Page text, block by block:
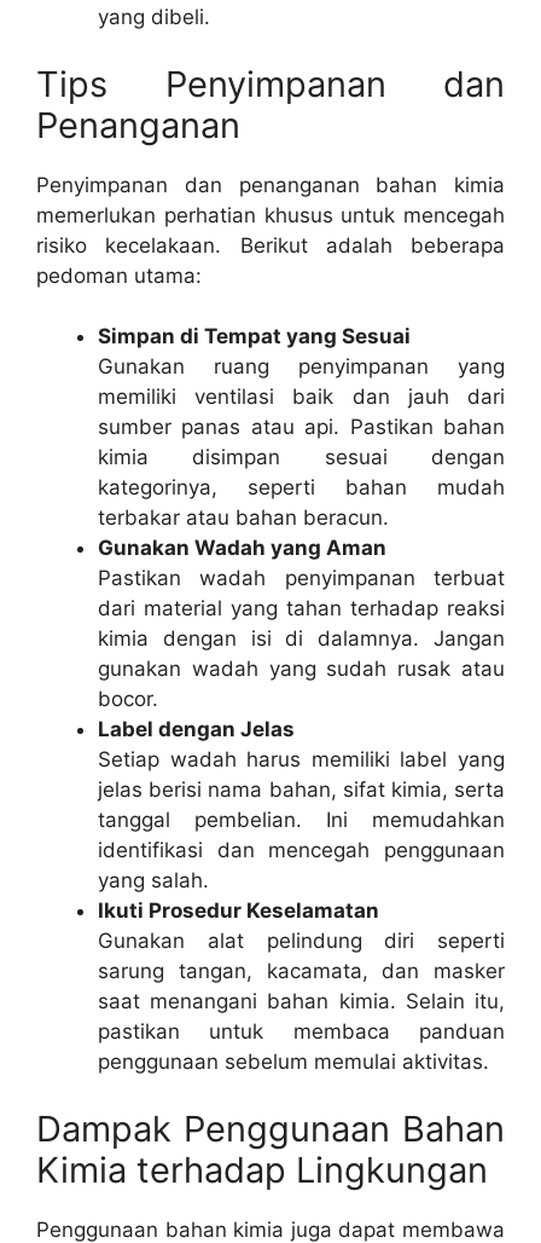
yang dibeli.
Tips Penyimpanan dan
Penanganan
Penyimpanan dan penanganan bahan kimia
memerlukan perhatian khusus untuk mencegah
risiko kecelakaan. Berikut adalah beberapa
pedoman utama:
Simpan di Tempat yang Sesuai
Gunakan ruang penyimpanan yang
memiliki ventilasi baik dan jauh dari
sumber panas atau api. Pastikan bahan
kimia disimpan sesuai dengan
kategorinya, seperti bahan mudah
terbakar atau bahan beracun.
Gunakan Wadah yang Aman
Pastikan wadah penyimpanan terbuat
dari material yang tahan terhadap reaksi
kimia dengan isi di dalamnya. Jangan
gunakan wadah yang sudah rusak atau
bocor.
Label dengan Jelas
Setiap wadah harus memiliki label yang
jelas berisi nama bahan, sifat kimia, serta
tanggal pembelian. Ini memudahkan
identifikasi dan mencegah penggunaan
yang salah.
Ikuti Prosedur Keselamatan
Gunakan alat pelindung diri seperti
sarung tangan, kacamata, dan masker
saat menangani bahan kimia. Selain itu,
pastikan untuk membaca panduan
penggunaan sebelum memulai aktivitas.
Dampak Penggunaan Bahan
Kimia terhadap Lingkungan
Penggunaan bahan kimia juga dapat membawa